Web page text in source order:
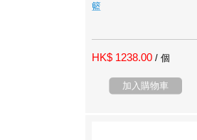
籃
HK$ 1238.00 / 個
加入購物車